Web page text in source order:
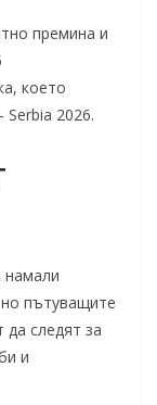
премина и
което
2026.
намали
пътуващите
следят за
и